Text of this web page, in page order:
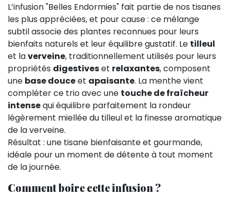
L’infusion "Belles Endormies" fait partie de nos tisanes
les plus appréciées, et pour cause : ce mélange
subtil associe des plantes reconnues pour leurs
bienfaits naturels et leur équilibre gustatif. Le tilleul
et laverveine, traditionnellement utilisés pour leurs
propriétés digestiveset relaxantes, composent
une base douceet apaisante. La menthe vient
compléter ce trio avec une touche de fraîcheur
intensequi équilibre parfaitement la rondeur
légèrement miellée du tilleul et la finesse aromatique
de la verveine.
Résultat : une tisane bienfaisante et gourmande,
idéale pour un moment de détente à tout moment
de la journée.
Comment boire cette infusion ?